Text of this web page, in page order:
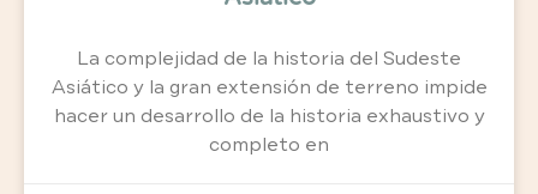
La complejidad de la historia del Sudeste
Asiático y la gran extensión de terreno impide
hacer un desarrollo de la historia exhaustivo y
completo en